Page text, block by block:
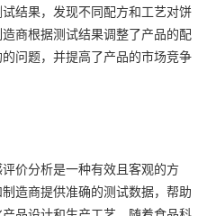
结果，发现不同配方和工艺对饼
商根据测试结果调整了产品的配
问题，并提高了产品的市场竞争
价分析是一种有效且客观的方
造商提供准确的测试数据，帮助